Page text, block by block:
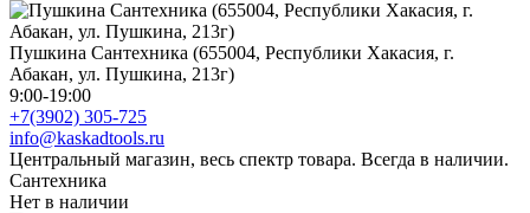
Пушкина Сантехника (655004, Республики Хакасия, г.
Абакан, ул. Пушкина, 213г)
9:00-19:00
+7(3902) 305-725
info@kaskadtools.ru
Центральный магазин, весь спектр товара. Всегда в наличии.
Сантехника
Нет в наличии